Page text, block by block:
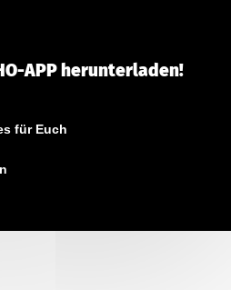
APP herunterladen!
für Euch